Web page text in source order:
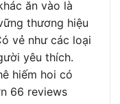
ăn vào là
thương hiệu
vẻ như các loại
yêu thích.
hiếm hoi có
66 reviews